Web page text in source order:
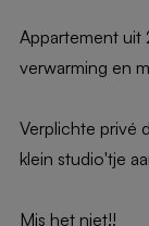
Appartement uit
verwarming en
Verplichte privé
klein studio'tje
Mis het niet!!